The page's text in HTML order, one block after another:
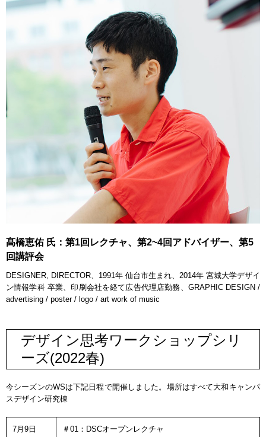
髙橋恵佑 氏：第1回レクチャ、第2~4回アドバイザー、第5
回講評会
DESIGNER, DIRECTOR、1991年 仙台市生まれ、2014年 宮城大学デザイ
ン情報学科 卒業、印刷会社を経て広告代理店勤務、GRAPHIC DESIGN /
advertising / poster / logo / art work of music
デザイン思考ワークショップシリ
ーズ(2022春)
今シーズンのWSは下記日程で開催しました。場所はすべて大和キャンパ
スデザイン研究棟
7月9日 ＃01：DSCオープンレクチャ